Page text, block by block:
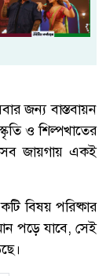
জন্য বাস্তবায়ন
ও শিল্পখাতের
জায়গায় একই
বিষয় পরিষ্কার
পড়ে যাবে, সেই